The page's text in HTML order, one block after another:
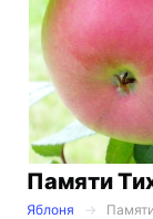
Памяти
Яблоня